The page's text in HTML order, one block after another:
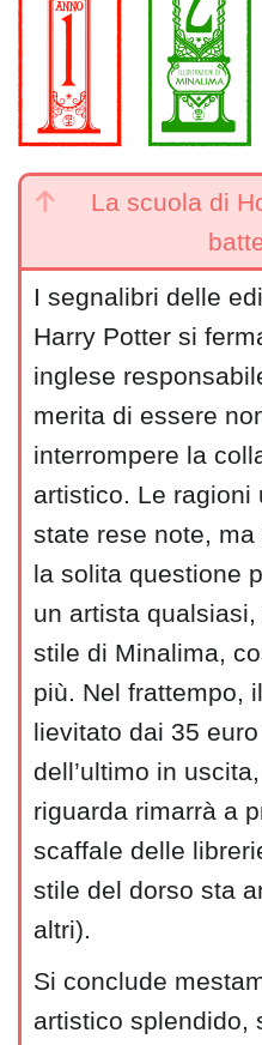
La scuola di
I segnalibri delle
Harry Potter si
inglese
merita di essere
interrompere la
artistico. Le ragioni
state rese note,
la solita questione
un artista
stile di Minalima,
più. Nel frattempo,
lievitato dai 35
dell’ultimo in
riguarda rimarrà a
scaffale delle
stile del dorso sta
altri).
Si conclude
artistico splendido,